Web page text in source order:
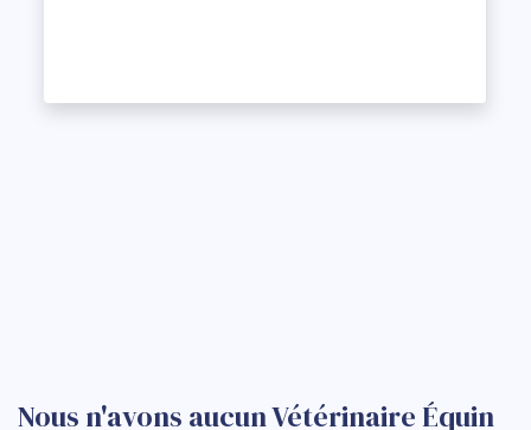
Nous n'avons aucun Vétérinaire Équin